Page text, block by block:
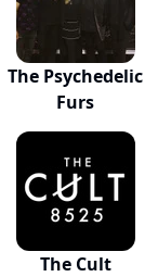
The Psychedelic
Furs
The Cult